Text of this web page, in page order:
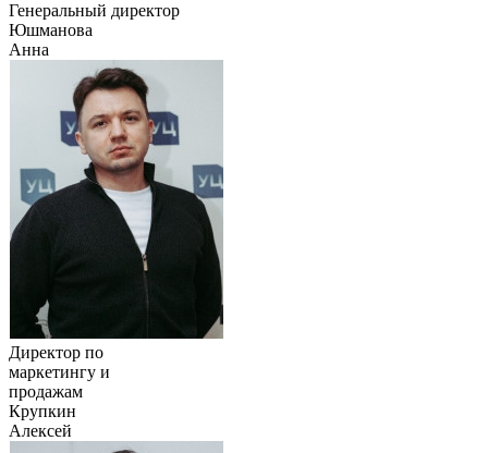
Генеральный директор
Юшманова
Анна
Директор по
маркетингу и
продажам
Крупкин
Алексей